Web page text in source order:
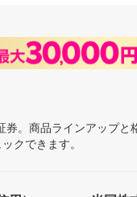
。商品ラインアップ
クできます。